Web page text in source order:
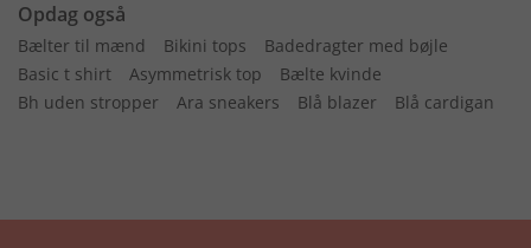
Opdag også
Bælter til mænd Bikini tops
Badedragter med bøjle
Basic t shirt
Asymmetrisk top
Bælte kvinde
Bh uden stropper
Ara sneakers Blå blazer Blå cardigan